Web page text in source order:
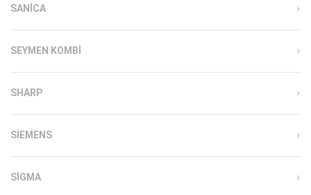
SANICA
SEYMEN KOMBI
SHARP
SIEMENS
SIGMA